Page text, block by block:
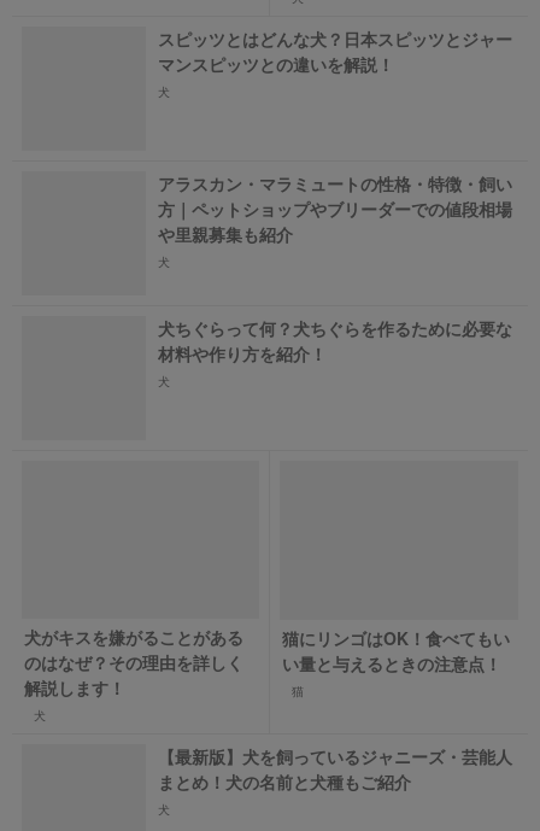
スピッツとはどんな犬？日本スピッツとジャー
マンスピッツとの違いを解説！
犬
アラスカン・マラミュートの性格・特徴・飼い
方｜ペットショップやブリーダーでの値段相場
や里親募集も紹介
犬
犬ちぐらって何？犬ちぐらを作るために必要な
材料や作り方を紹介！
犬
犬がキスを嫌がることがある
のはなぜ？その理由を詳しく
解説します！
犬
猫にリンゴはOK！食べてもい
い量と与えるときの注意点！
猫
【最新版】犬を飼っているジャニーズ・芸能人
まとめ！犬の名前と犬種もご紹介
犬